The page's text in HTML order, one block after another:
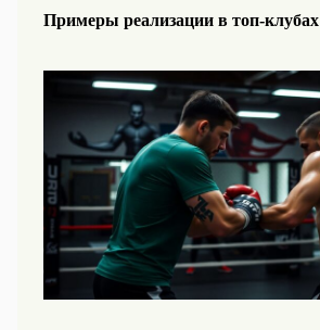
Примеры реализации в топ‑клубах